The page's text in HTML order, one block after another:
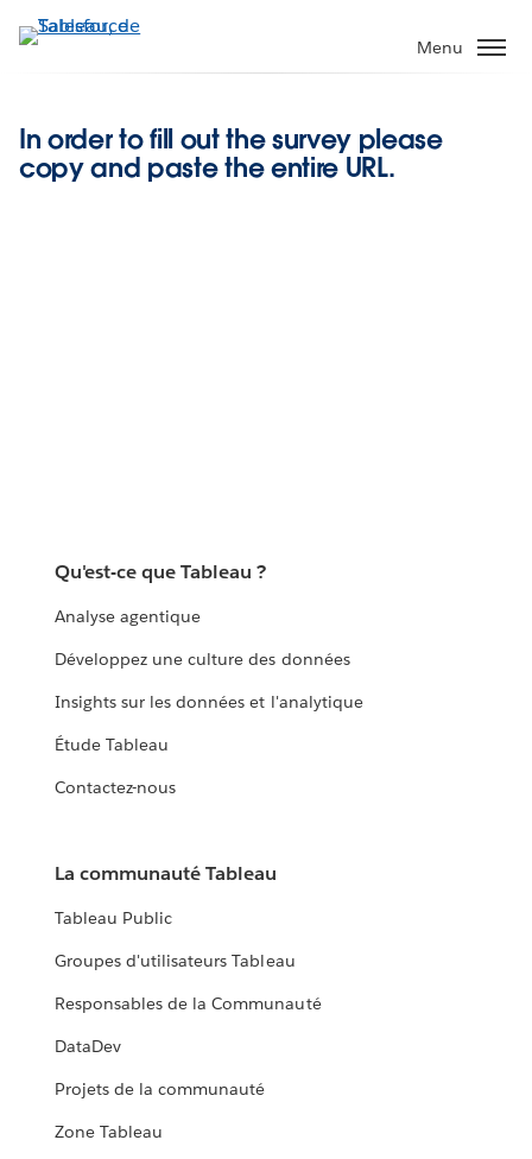
Aller
au
Menu
In order to fill out the survey please
copy and paste the entire URL.
Qu'est-ce que Tableau ?
Analyse agentique
Développez une culture des données
Insights sur les données et l'analytique
Étude Tableau
Contactez-nous
La communauté Tableau
Tableau Public
Groupes d'utilisateurs Tableau
Responsables de la Communauté
DataDev
Projets de la communauté
Zone Tableau